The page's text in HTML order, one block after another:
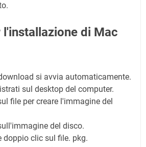
di Mac
si avvia automaticamente.
sul desktop del computer.
file per creare l'immagine del
del disco.
doppio clic sul file. pkg.